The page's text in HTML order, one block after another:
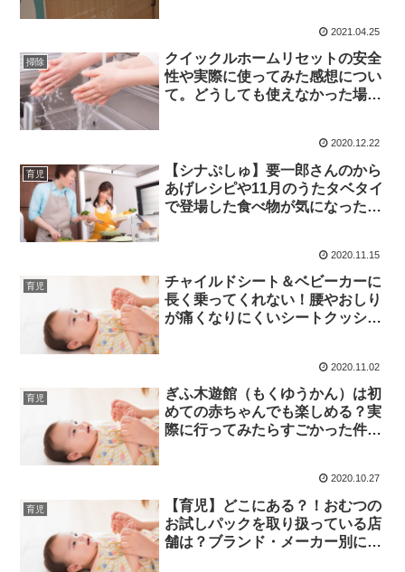
2021.04.25
掃除
クイックルホームリセットの安全
性や実際に使ってみた感想につい
て。どうしても使えなかった場所
2020.12.22
育児
【シナぷしゅ】要一郎さんのから
あげレシピや11月のうたタベタイ
で登場した食べ物が気になった件
2020.11.15
育児
チャイルドシート＆ベビーカーに
長く乗ってくれない！腰やおしり
が痛くなりにくいシートクッショ
2020.11.02
育児
ぎふ木遊館（もくゆうかん）は初
めての赤ちゃんでも楽しめる？実
際に行ってみたらすごかった件に
2020.10.27
育児
【育児】どこにある？！おむつの
お試しパックを取り扱っている店
舗は？ブランド・メーカー別に分